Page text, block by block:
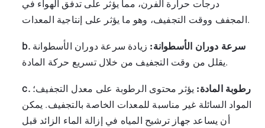
درجات حرارة الفرن، مما يؤثر على تدفق الهواء في
المجفف ووقت التجفيف، وهو ما يؤثر على إنتاجية المعدات.
b. سرعة دوران الأسطوانة: زيادة سرعة دوران الأسطوانة
يقلل من وقت التجفيف من خلال تسريع حركة المادة.
c. رطوبة المادة: يؤثر محتوى الرطوبة على معدل التجفيف؛
المواد السائلة غير مناسبة للمعدات الخاصة بالتجفيف. يمكن
أن يساعد جهاز ترشيح المياه في إزالة الماء الزائد قبل